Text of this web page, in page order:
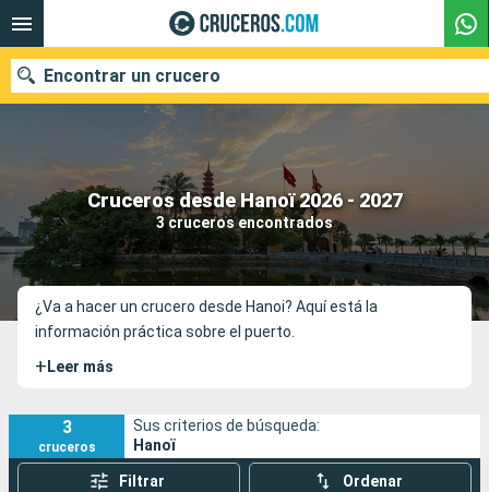
Cruceros desde Hanoï 2026 - 2027
3 cruceros encontrados
Encontrar un crucero
Nuestros destinos
Fecha de salida
Puertos Compañías
¿Va a hacer un crucero desde Hanoi? Aquí está la
información práctica sobre el puerto.
+ Leer más
3
cruceros
Sus criterios de búsqueda:
Hanoï
Filtrar Ordenar